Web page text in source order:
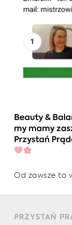
Beauty &
my mamy
Przystań
Od zawsze to
PRZYSTAŃ